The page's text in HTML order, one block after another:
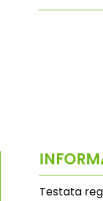
Testata